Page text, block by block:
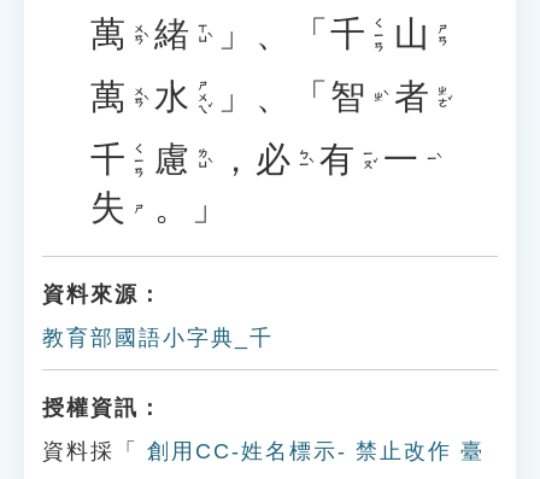
萬 ㄨㄢˋ 緒 ㄒㄩˋ 」、「 千 ㄑㄧㄢ 山 ㄕㄢ
萬 ㄨㄢˋ 水 ㄕㄨㄟˇ 」、「 智 ㄓˋ 者 ㄓㄜˇ
千 ㄑㄧㄢ 慮 ㄌㄩˋ ， 必 ㄅㄧˋ 有 ㄧㄡˇ 一 ㄧˋ
失 ㄕ 。」
資料來源：
教育部國語小字典_千
授權資訊：
資料採「
創用CC-姓名標示- 禁止改作 臺